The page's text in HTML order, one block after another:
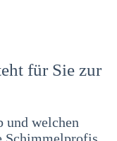
für Sie zur
und welchen